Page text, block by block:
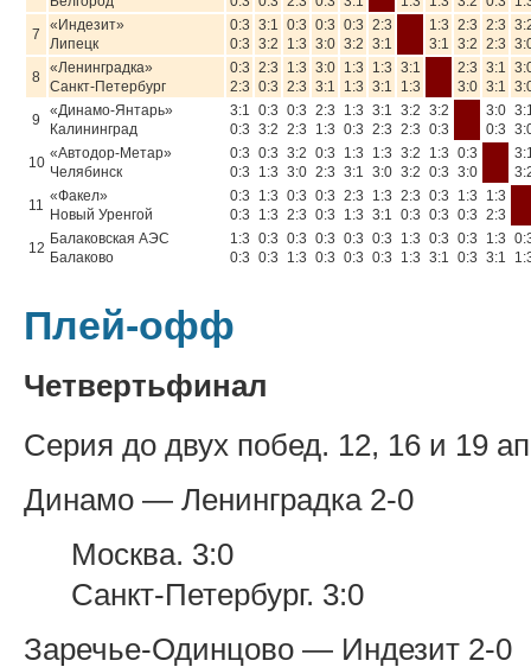
7
«Индезит»
Липецк
0:3
0:3
3:1
3:2
0:3
1:3
0:3
3:0
0:3
3:2
2:3
3:1
1:3
3:1
2:3
3:2
2:3
2:3
8
«Ленинградка»
Санкт-Петербург
0:3
2:3
2:3
0:3
1:3
2:3
3:0
3:1
1:3
1:3
1:3
3:1
3:1
1:3
2:3
3:0
3:1
3:1
9
«Динамо-Янтарь»
Калининград
3:1
0:3
0:3
3:2
0:3
2:3
2:3
1:3
1:3
0:3
3:1
2:3
3:2
2:3
3:2
0:3
3:0
0:3
10
«Автодор-Метар»
Челябинск
0:3
0:3
0:3
1:3
3:2
3:0
0:3
2:3
1:3
3:1
1:3
3:0
3:2
3:2
1:3
0:3
0:3
3:0
11
«Факел»
Новый Уренгой
0:3
0:3
1:3
1:3
0:3
2:3
0:3
0:3
2:3
1:3
1:3
3:1
2:3
0:3
0:3
0:3
1:3
0:3
1:3
2:3
12
Балаковская АЭС
Балаково
1:3
0:3
0:3
0:3
0:3
1:3
0:3
0:3
0:3
0:3
0:3
0:3
1:3
1:3
0:3
3:1
0:3
0:3
1:3
3:1
Плей-офф
Четвертьфинал
Серия до двух побед. 12, 16 и 19
Динамо — Ленинградка 2-0
Москва. 3:0
Санкт-Петербург. 3:0
Заречье-Одинцово — Индезит 2-0